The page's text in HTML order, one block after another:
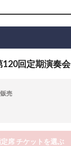
回定期演奏会
売
席 チケットを選ぶ